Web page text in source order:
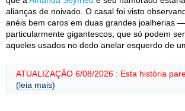
alianças de noivado. O casal foi visto
anéis bem caros em duas grandes joalherias
particularmente gigantescos, que só podem
aqueles usados no dedo anelar esquerdo de
ATUALIZAÇÃO 6/08/2026 : Esta história
(leia mais)